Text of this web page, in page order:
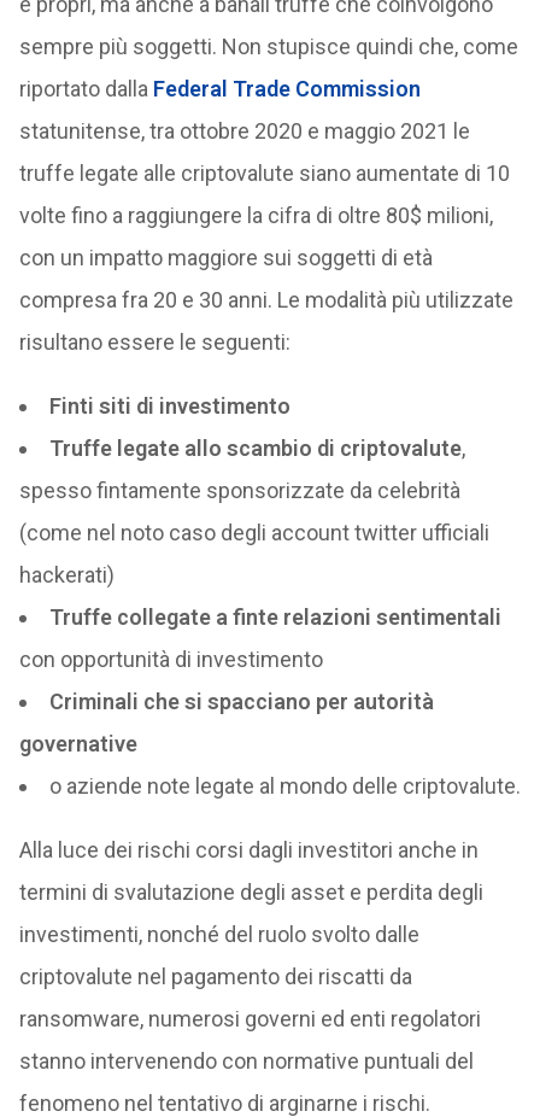
sempre più soggetti. Non stupisce quindi che, come
riportato dalla Federal Trade Commission
statunitense, tra ottobre 2020 e maggio 2021 le
truffe legate alle criptovalute siano aumentate di 10
volte fino a raggiungere la cifra di oltre 80$ milioni,
con un impatto maggiore sui soggetti di età
compresa fra 20 e 30 anni. Le modalità più utilizzate
risultano essere le seguenti:
Finti siti di investimento
Truffe legate allo scambio di criptovalute,
spesso fintamente sponsorizzate da celebrità
(come nel noto caso degli account twitter ufficiali
hackerati)
Truffe collegate a finte relazioni sentimentali
con opportunità di investimento
Criminali che si spacciano per autorità
governative
o aziende note legate al mondo delle criptovalute.
Alla luce dei rischi corsi dagli investitori anche in
termini di svalutazione degli asset e perdita degli
investimenti, nonché del ruolo svolto dalle
criptovalute nel pagamento dei riscatti da
ransomware, numerosi governi ed enti regolatori
stanno intervenendo con normative puntuali del
fenomeno nel tentativo di arginarne i rischi.